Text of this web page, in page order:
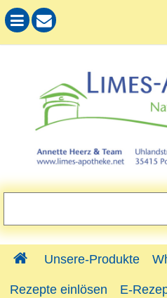
Unsere-Produkte
Rezepte einlösen E-